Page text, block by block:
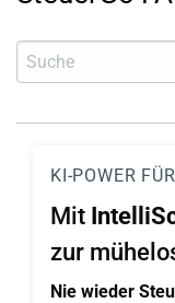
KI-POWER
Mit
zur
Nie wieder